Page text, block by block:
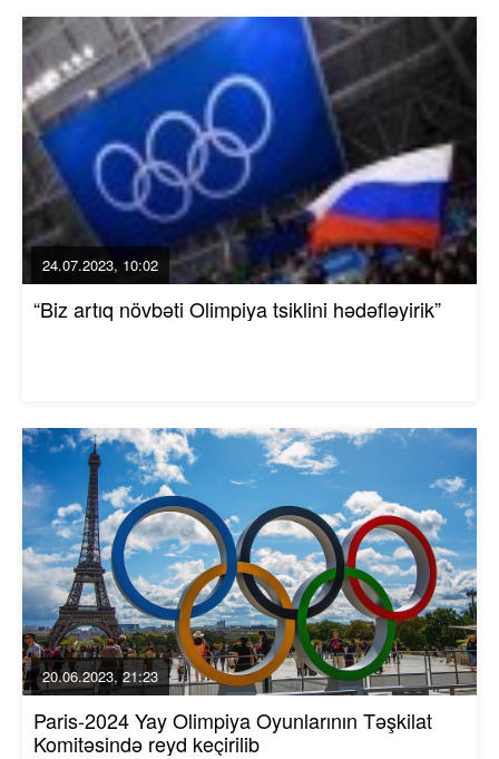
24.07.2023, 10:02
“Biz artıq növbəti Olimpiya tsiklini hədəfləyirik”
20.06.2023, 21:23
Paris-2024 Yay Olimpiya Oyunlarının Təşkilat
Komitəsində reyd keçirilib